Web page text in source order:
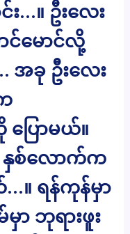
…။ ဦးလေး
မောင်လို့
အခု ဦးလေး
ြောမယ်။
နှစ်လောက်က
။ ရန်ကုန်မှာ
ဘုရားဖူး